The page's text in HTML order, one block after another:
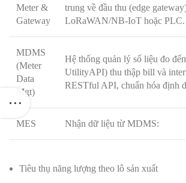
Meter &
Gateway
trung về đầu thu (edge
LoRaWAN/NB-IoT hoặc PLC.
MDMS
(Meter
Data
Mgt)
Hệ thống quản lý số liệu đo
UtilityAPI) thu thập bill và
RESTful API, chuẩn hóa định
MES Nhận dữ liệu từ MDMS:
Tiêu thụ năng lượng theo lô sản xuất